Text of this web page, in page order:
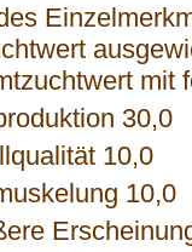
mit
30,0
10,0
10,0